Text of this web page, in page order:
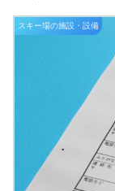
スキー場の施設・設備